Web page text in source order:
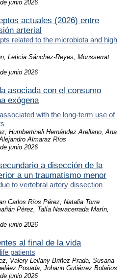
junio 2026
actuales (2026) entre
arterial
related to the microbiota and high
Leticia Sánchez-Reyes, Monsserrat
junio 2026
asociada con el consumo
exógena
with the long-term use of
Humbertineli Hernández Arellano, Ana
Almaraz Ríos
junio 2026
a disección de la
a un traumatismo menor
to vertebral artery dissection
Carlos Ríos Pérez, Natalia Torre
Pérez, Talía Navacerrada Marín,
junio 2026
al final de la vida
patients
Valery Leilany Briñez Prada, Susana
Posada, Johann Gutiérrez Bolaños
junio 2026